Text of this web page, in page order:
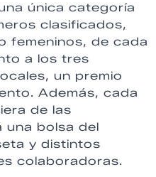
única categoría
clasificados,
femeninos, de cada
a los tres
un premio
Además, cada
de las
una bolsa del
y distintos
colaboradoras.